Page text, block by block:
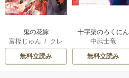
鬼の花嫁
富樫じゅん / クレ
ハ
無料立読み
十字架のろくにん
中武士竜
無料立読み